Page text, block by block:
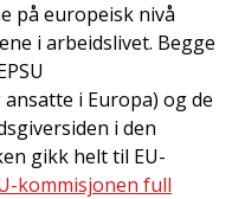
på europeisk nivå
i arbeidslivet. Begge
i Europa) og de
i den
gikk helt til EU-
kommisjonen full